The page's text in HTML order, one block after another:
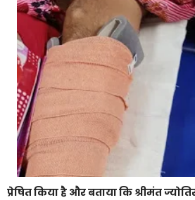
प्रेषित किया है और बताया कि श्रीमंत